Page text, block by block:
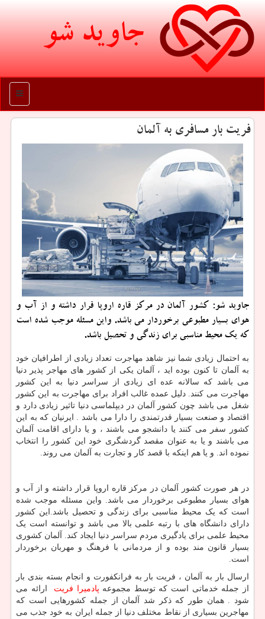
جاوید شو
منو
فریت بار مسافری به آلمان
جاوید شو: كشور آلمان در مركز قاره اروپا قرار داشته و از آب و
هوای بسیار مطبوعی برخوردار می باشد. واین مسئله موجب شده است
كه یك محیط مناسبی برای زندگی و تحصیل باشد.
به احتمال زیادی شما نیز شاهد مهاجرت تعداد زیادی از اطرافیان خود
به آلمان تا کنون بوده اید ، آلمان یکی از کشور های مهاجر پذیر دنیا
می باشد که سالانه عده ای زیادی از سراسر دنیا به این کشور
مهاجرت می کنند. دلیل عمده غالب افراد برای مهاجرت به این کشور
شغل می باشد چون کشور آلمان در دیپلماسی دنیا تاثیر زیادی دارد و
اقتصاد و صنعت بسیار قدرتمندی را دارا می باشد . ایرنیان که به این
کشور سفر می کنند یا دانشجو می باشند ، و یا دارای اقامت آلمان
می باشند و یا به عنوان مقصد گردشگری خود این کشور را انتخاب
نموده اند. و یا هم اینکه با قصد کار و تجارت به آلمان می روند.
در هر صورت کشور آلمان در مرکز قاره اروپا قرار داشته و از آب و
هوای بسیار مطبوعی برخوردار می باشد. واین مسئله موجب شده
است که یک محیط مناسبی برای زندگی و تحصیل باشد.این کشور
دارای دانشگاه های با رتبه علمی بالا می باشد و توانسته است یک
محیط علمی برای یادگیری مردم سراسر دنیا ایجاد کند. آلمان کشوری
بسیار قانون مند بوده و از مردمانی با فرهنگ و مهربان برخوردار
است.
ارسال بار به آلمان ، فریت بار به فرانکفورت و انجام بسته بندی بار
از جمله خدماتی است که توسط مجموعه پادمیرا فریت ارائه می
شود . همان طور که ذکر شد آلمان از جمله کشورهایی است که
مهاجرین بسیاری از نقاط مختلف دنیا از جمله ایران به خود جذب می